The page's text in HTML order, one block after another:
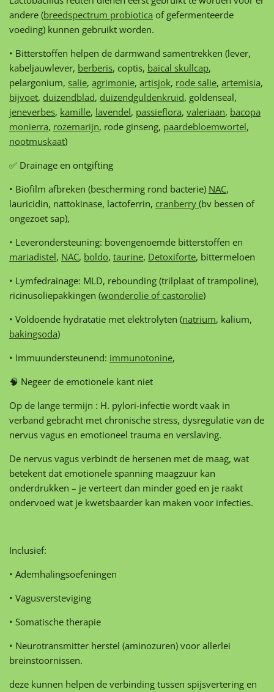
andere (breedspectrum probiotica of gefermenteerde
voeding) kunnen gebruikt worden.
• Bitterstoffen helpen de darmwand samentrekken (lever,
kabeljauwlever, berberis, coptis, baical skullcap,
pelargonium, salie, agrimonie, artisjok, rode salie, artemisia,
bijvoet, duizendblad, duizendguldenkruid, goldenseal,
jeneverbes, kamille, lavendel, passieflora, valeriaan, bacopa
monierra, rozemarijn, rode ginseng, paardebloemwortel,
nootmuskaat)
✅ Drainage en ontgifting
• Biofilm afbreken (bescherming rond bacterie) NAC,
lauricidin, nattokinase, lactoferrin, cranberry (bv bessen of
ongezoet sap),
• Leverondersteuning: bovengenoemde bitterstoffen en
mariadistel, NAC, boldo, taurine, Detoxiforte, bittermeloen
• Lymfedrainage: MLD, rebounding (trilplaat of trampoline),
ricinusoliepakkingen (wonderolie of castorolie)
• Voldoende hydratatie met elektrolyten (natrium, kalium,
bakingsoda)
• Immuundersteunend: immunotonine,
🧠 Negeer de emotionele kant niet
Op de lange termijn : H. pylori-infectie wordt vaak in
verband gebracht met chronische stress, dysregulatie van de
nervus vagus en emotioneel trauma en verslaving.
De nervus vagus verbindt de hersenen met de maag, wat
betekent dat emotionele spanning maagzuur kan
onderdrukken – je verteert dan minder goed en je raakt
ondervoed wat je kwetsbaarder kan maken voor infecties.
Inclusief:
• Ademhalingsoefeningen
• Vagusversteviging
• Somatische therapie
• Neurotransmitter herstel (aminozuren) voor allerlei
breinstoornissen.
deze kunnen helpen de verbinding tussen spijsvertering en